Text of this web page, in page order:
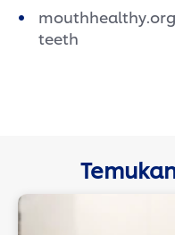
teeth